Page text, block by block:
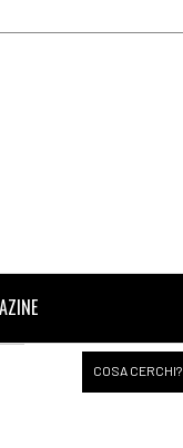
COSA CERCHI?